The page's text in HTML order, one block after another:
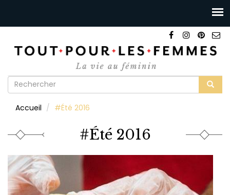
Formulaire
recherche
Accueil #Été 2016
#Été 2016